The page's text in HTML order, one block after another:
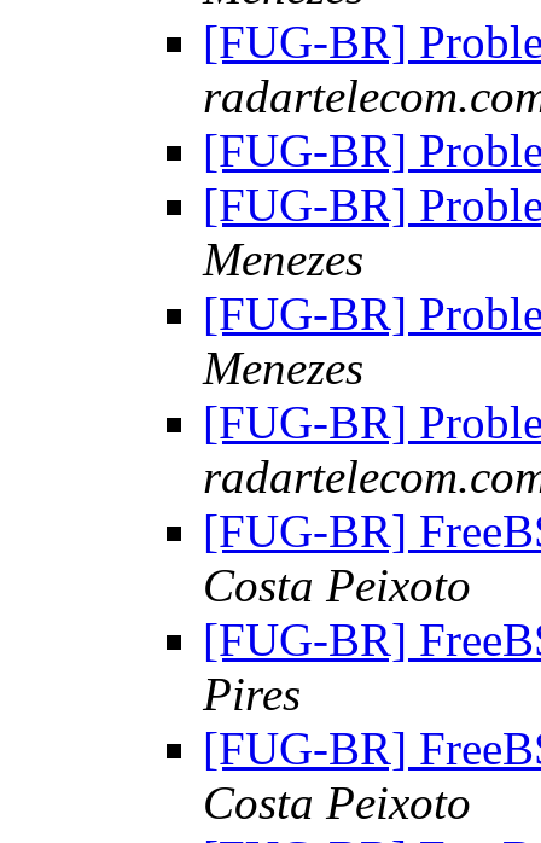
[FUG-BR]
[FUG-BR]
[FUG-BR]
Menezes
[FUG-BR]
Menezes
[FUG-BR]
[FUG-BR]
Costa Peixoto
[FUG-BR]
Pires
[FUG-BR]
Costa Peixoto